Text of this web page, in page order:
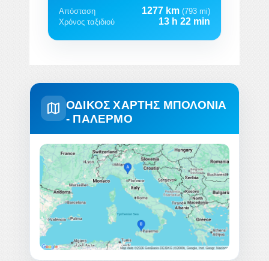
Απόσταση 1277 km (793 mi)
Χρόνος ταξιδιού
13 h 22 min
ΟΔΙΚΟΣ ΧΑΡΤΗΣ ΜΠΟΛΌΝΙΑ
- ΠΑΛΈΡΜΟ